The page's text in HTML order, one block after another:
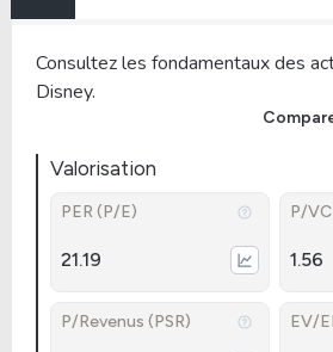
Consultez les fondamentaux des
Disney.
Valorisation
PER (P/E)
21.19
P/VC
1.56
P/Revenus (PSR) EV/